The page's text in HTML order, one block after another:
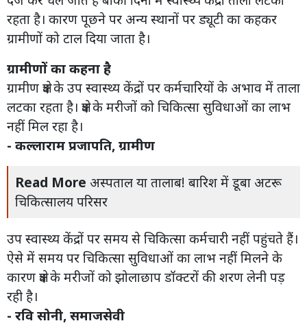
रहता है। कारण पूछने पर अन्य स्थानों पर ड्यूटी का कहकर
ग्रामीणों को टाल दिया जाता है।
ग्रामीणों का कहना है
ग्रामीण क्षेत्र के उप स्वास्थ्य केंद्रों पर कर्मचारियों के अभाव में ताला
लटका रहता है। क्षेत्र के मरीजों को चिकित्सा सुविधाओं का लाभ
नहीं मिल रहा है।
- कल्लाराम प्रजापति, ग्रामीण
Read More अस्पताल या तालाब! बारिश में डूबा अटरू
चिकित्सालय परिसर
उप स्वास्थ्य केंद्रों पर समय से चिकित्सा कर्मचारी नहीं पहुंचते हैं।
ऐसे में समय पर चिकित्सा सुविधाओं का लाभ नहीं मिलने के
कारण क्षेत्र के मरीजों को झोलाछाप डॉक्टरों की शरण लेनी पड़
रही है।
- रवि सोनी, समाजसेवी